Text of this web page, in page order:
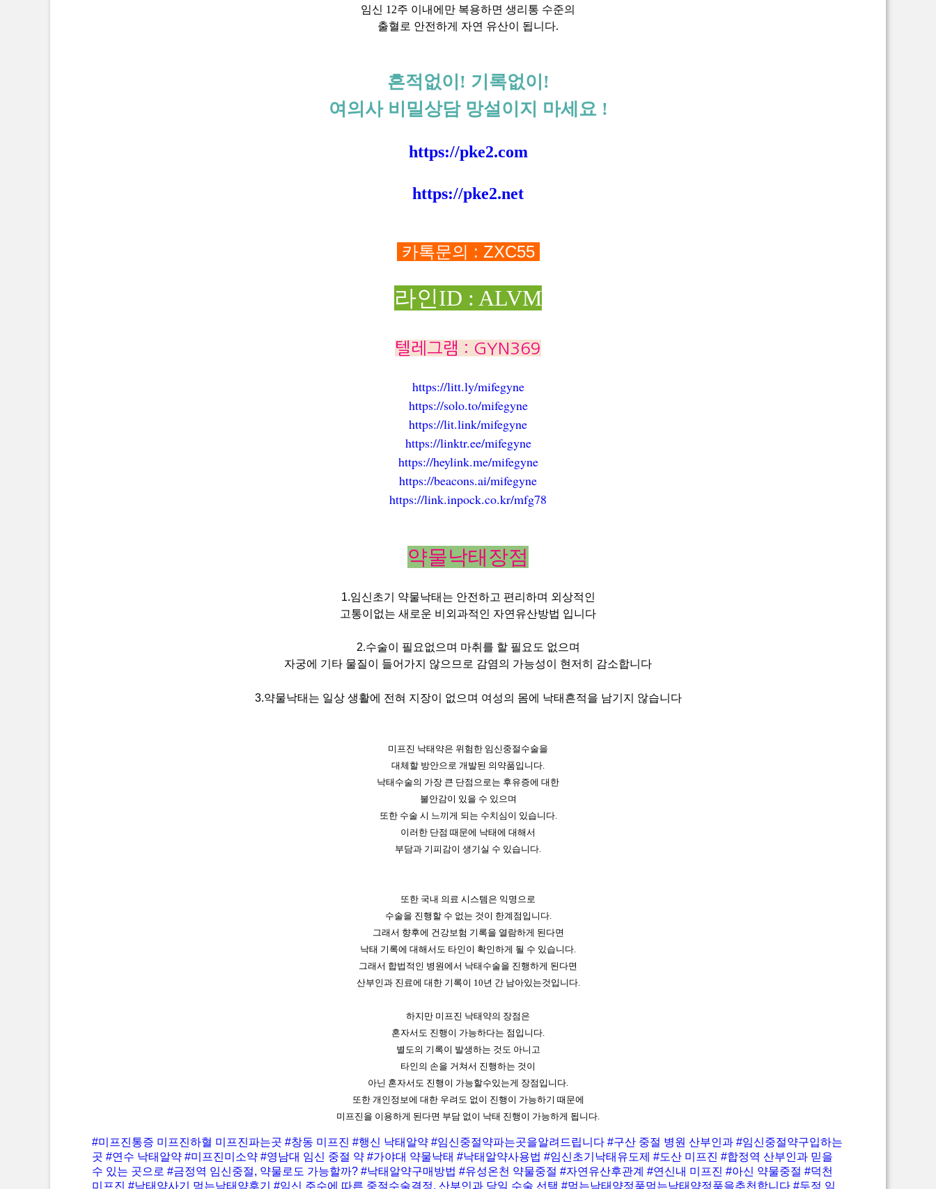
임신 12주 이내에만 복용하면 생리통 수준의
출혈로 안전하게 자연 유산이 됩니다.
흔적없이! 기록없이!
여의사 비밀상담 망설이지 마세요 !
https://pke2.com
https://pke2.net
카톡문의 : ZXC55
라인ID : ALVM
텔레그램 : GYN369
https://litt.ly/mifegyne
https://solo.to/mifegyne
https://lit.link/mifegyne
https://linktr.ee/mifegyne
https://heylink.me/mifegyne
https://beacons.ai/mifegyne
https://link.inpock.co.kr/mfg78
약물낙태장점
1.임신초기 약물낙태는 안전하고 편리하며 외상적인
고통이없는 새로운 비외과적인 자연유산방법 입니다
2.수술이 필요없으며 마취를 할 필요도 없으며
자궁에 기타 물질이 들어가지 않으므로 감염의 가능성이 현저히 감소합니다
3.약물낙태는 일상 생활에 전혀 지장이 없으며 여성의 몸에 낙태흔적을 남기지 않습니다
미프진 낙태약은 위험한 임신중절수술을
대체할 방안으로 개발된 의약품입니다.
낙태수술의 가장 큰 단점으로는 후유증에 대한
불안감이 있을 수 있으며
또한 수술 시 느끼게 되는 수치심이 있습니다.
이러한 단점 때문에 낙태에 대해서
부담과 기피감이 생기실 수 있습니다.
또한 국내 의료 시스템은 익명으로
수술을 진행할 수 없는 것이 한계점입니다.
그래서 향후에 건강보험 기록을 열람하게 된다면
낙태 기록에 대해서도 타인이 확인하게 될 수 있습니다.
그래서 합법적인 병원에서 낙태수술을 진행하게 된다면
산부인과 진료에 대한 기록이 10년 간 남아있는것입니다.
하지만 미프진 낙태약의 장점은
혼자서도 진행이 가능하다는 점입니다.
별도의 기록이 발생하는 것도 아니고
타인의 손을 거쳐서 진행하는 것이
아닌 혼자서도 진행이 가능할수있는게 장점입니다.
또한 개인정보에 대한 우려도 없이 진행이 가능하기 때문에
미프진을 이용하게 된다면 부담 없이 낙태 진행이 가능하게 됩니다.
#미프진통증 미프진하혈 미프진파는곳 #창동 미프진 #행신 낙태알약 #임신중절약파는곳을알려드립니다 #구산 중절 병원 산부인과 #임신중절약구입하는
곳 #연수 낙태알약 #미프진미소약 #영남대 임신 중절 약 #가야대 약물낙태 #낙태알약사용법 #임신초기낙태유도제 #도산 미프진 #합정역 산부인과 믿을
수 있는 곳으로 #금정역 임신중절, 약물로도 가능할까? #낙태알약구매방법 #유성온천 약물중절 #자연유산후관계 #연신내 미프진 #아신 약물중절 #덕천
미프진 #낙태약사기 먹는낙태약후기 #임신 주수에 따른 중절수술결정, 산부인과 당일 수술 선택 #먹는낙태약정품먹는낙태약정품을추천합니다 #두정 임